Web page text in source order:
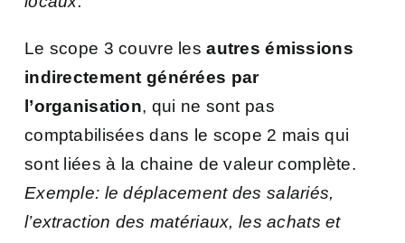
Le scope 3 couvre lesautres émissions
indirectement générées par
l’organisation, qui ne sont pas
comptabilisées dans le scope 2 mais qui
sont liées à la chaine de valeur complète.
Exemple: le déplacement des salariés,
l’extraction des matériaux, les achats et